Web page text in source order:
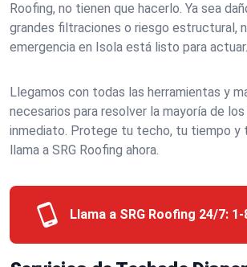
Roofing, no tienen que hacerlo. Ya sea
grandes filtraciones o riesgo estructural,
emergencia en Isola está listo para actuar.
Llegamos con todas las herramientas y
necesarios para resolver la mayoría de
inmediato. Protege tu techo, tu tiempo y
llama a SRG Roofing ahora.
Llama a SRG Roofing 24/7: 1-